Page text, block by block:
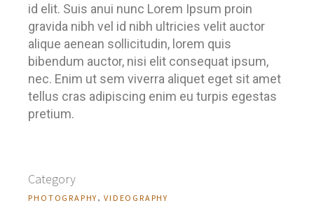
id elit. Suis anui nunc Lorem Ipsum proin
gravida nibh vel id nibh ultricies velit auctor
alique aenean sollicitudin, lorem quis
bibendum auctor, nisi elit consequat ipsum,
nec. Enim ut sem viverra aliquet eget sit amet
tellus cras adipiscing enim eu turpis egestas
pretium.
Category
PHOTOGRAPHY VIDEOGRAPHY